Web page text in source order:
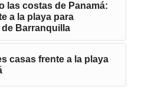
las costas de Panamá:
a la playa para
Barranquilla
casas frente a la playa